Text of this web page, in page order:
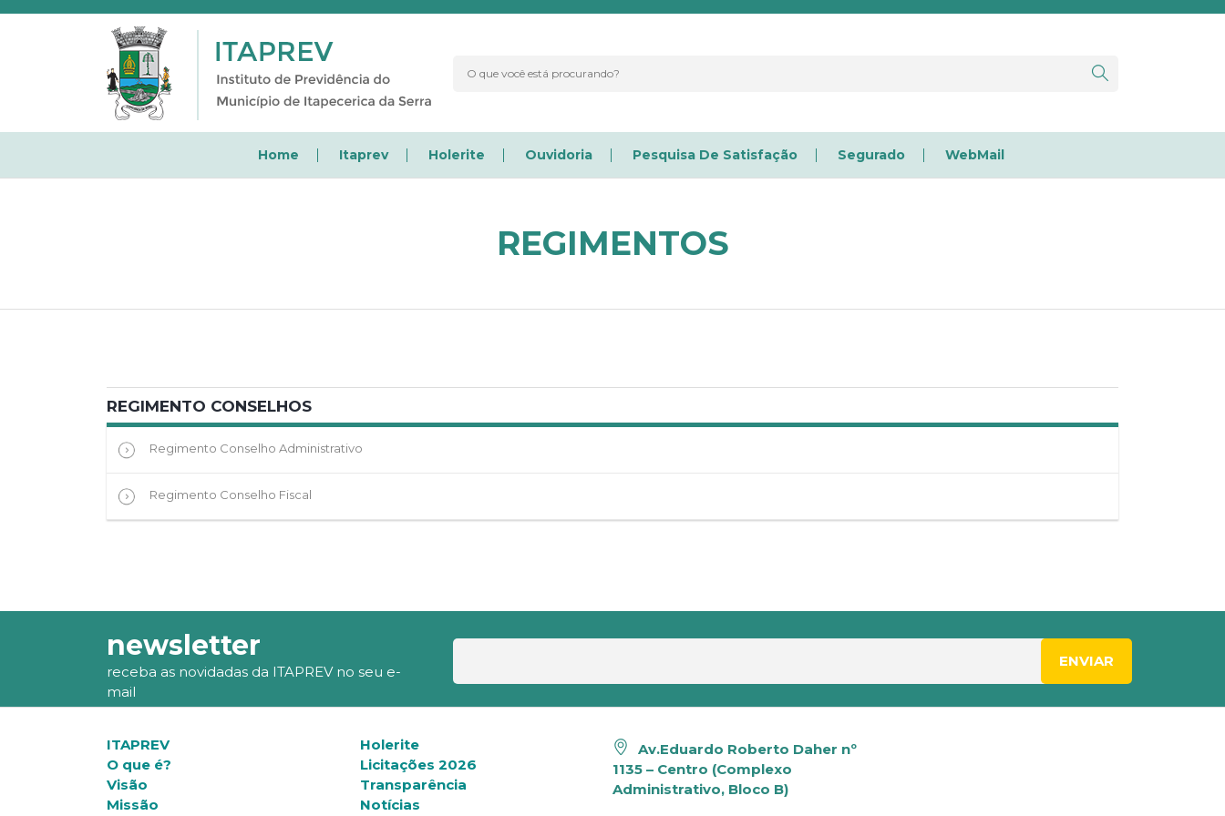
Home Itaprev Holerite Ouvidoria Pesquisa De Satisfação Segurado WebMail
REGIMENTOS
REGIMENTO CONSELHOS
Regimento Conselho Administrativo
Regimento Conselho Fiscal
newsletter
receba as novidadas da ITAPREV no seu e-
mail
ITAPREV
O que é?
Visão
Missão
Holerite
Licitações 2026
Transparência
Notícias
Av.Eduardo Roberto Daher nº
1135 – Centro (Complexo
Administrativo, Bloco B)